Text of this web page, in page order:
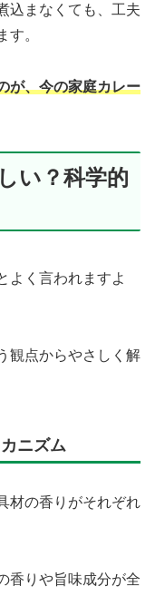
込まなくても、工夫
す。
が、今の家庭カレー
い？科学的
よく言われますよ
観点からやさしく解
ニズム
材の香りがそれぞれ
香りや旨味成分が全